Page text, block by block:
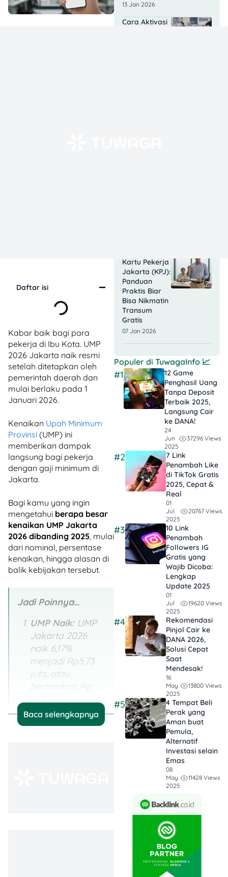
Daftar isi
Kabar baik bagi para
pekerja di Ibu Kota. UMP
2026 Jakarta naik resmi
setelah ditetapkan oleh
pemerintah daerah dan
mulai berlaku pada 1
Januari 2026.
Kenaikan Upah Minimum
Provinsi (UMP) ini
memberikan dampak
langsung bagi pekerja
dengan gaji minimum di
Jakarta.
Bagi kamu yang ingin
mengetahui berapa besar
kenaikan UMP Jakarta
2026 dibanding 2025 , mulai
dari nominal, persentase
kenaikan, hingga alasan di
balik kebijakan tersebut.
Jadi Poinnya…
UMP Naik:UMP
Jakarta 2026
naik 6,17%
menjadi Rp5,73
juta, atau
dibanding 2025.
Baca selengkapnya
13 Jan 2026
Cara Aktivasi
Kartu Pekerja
Jakarta (KPJ):
Panduan
Praktis Biar
Bisa Nikmatin
Transum
Gratis
07 Jan 2026
Populer di TuwagaInfo 📈
#1
12 Game
Penghasil Uang
Tanpa Deposit
Terbaik 2025,
Langsung Cair
ke DANA!
24
Jun
2025
37296 Views
#2
7 Link
Penambah Like
di TikTok Gratis
2025, Cepat &
Real
01
Jul
2025
20767 Views
#3
10 Link
Penambah
Followers IG
Gratis yang
Wajib Dicoba:
Lengkap
Update 2025
01
Jul
2025
19620 Views
#4
Rekomendasi
Pinjol Cair ke
DANA 2026,
Solusi Cepat
Saat
Mendesak!
16
May
2025
13800 Views
#5
4 Tempat Beli
Perak yang
Aman buat
Pemula,
Alternatif
Investasi selain
Emas
08
May
2025
11428 Views